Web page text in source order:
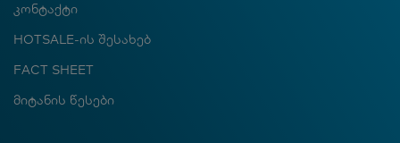
კონტაქტი
HOTSALE-ის შესახებ
FACT SHEET
მიტანის წესები